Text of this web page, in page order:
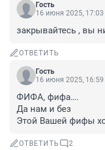
Гость
16 июня 2025, 17:03
закрывайтесь , вы
ОТВЕТИТЬ
Гость
16 июня 2025, 16:59
ФИФА, фифа….
Да нам и без
Этой Вашей фифы
ОТВЕТИТЬ 2